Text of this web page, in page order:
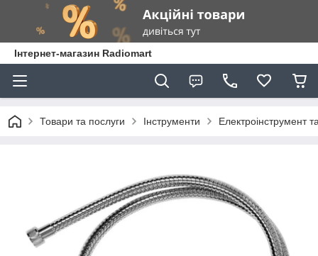
Інтернет-магазин Radiomart
Товари та послуги Інструменти Електроінструмент